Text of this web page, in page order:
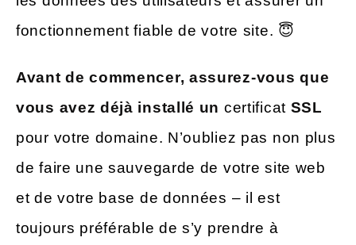
fonctionnement fiable de votre site. 😇
Avant de commencer, assurez-vous que
vous avez déjà installé un certificat SSL
pour votre domaine. N’oubliez pas non plus
de faire une sauvegarde de votre site web
et de votre base de données – il est
toujours préférable de s’y prendre à